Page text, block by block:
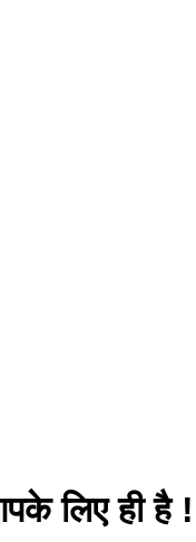
लिए ही है !